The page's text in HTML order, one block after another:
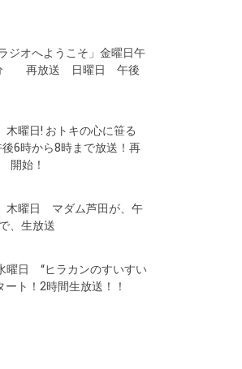
ジオへようこそ」金曜日午
分 再放送 日曜日 午後
木曜日! おトキの心に笹る
6時から8時まで放送！再
始！
木曜日 マダム芦田が、午
、生放送
日 “ヒラカンのすいすい
ト！2時間生放送！！